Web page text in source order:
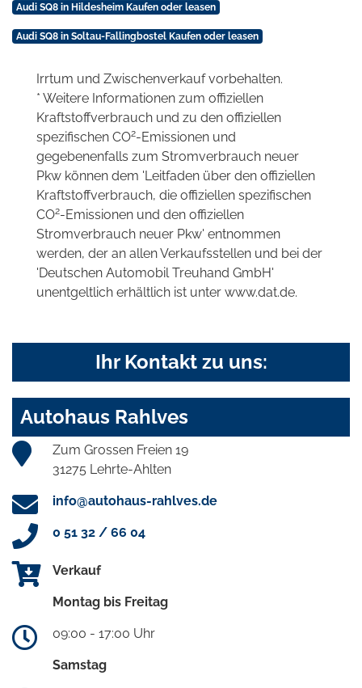
Audi SQ8 in Hildesheim Kaufen oder leasen
Audi SQ8 in Soltau-Fallingbostel Kaufen oder leasen
Irrtum und Zwischenverkauf vorbehalten.
* Weitere Informationen zum offiziellen
Kraftstoffverbrauch und zu den offiziellen
spezifischen CO2-Emissionen und
gegebenenfalls zum Stromverbrauch neuer
Pkw können dem 'Leitfaden über den offiziellen
Kraftstoffverbrauch, die offiziellen spezifischen
CO2-Emissionen und den offiziellen
Stromverbrauch neuer Pkw' entnommen
werden, der an allen Verkaufsstellen und bei der
'Deutschen Automobil Treuhand GmbH'
unentgeltlich erhältlich ist unter www.dat.de.
Ihr Kontakt zu uns:
Autohaus Rahlves
Zum Grossen Freien 19
31275 Lehrte-Ahlten
info@autohaus-rahlves.de
0 51 32 / 66 04
Verkauf
Montag bis Freitag
09:00 - 17:00 Uhr
Samstag